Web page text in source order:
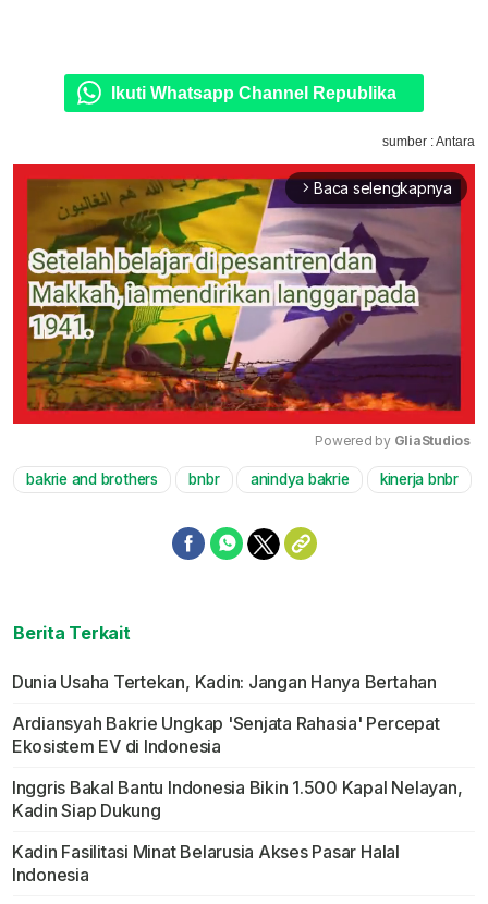
Ikuti Whatsapp Channel Republika
sumber : Antara
arrow_forward_ios Baca selengkapnya
Mute
Powered by GliaStudios
bakrie and brothers bnbr anindya bakrie kinerja bnbr
Berita Terkait
Dunia Usaha Tertekan, Kadin: Jangan Hanya Bertahan
Ardiansyah Bakrie Ungkap 'Senjata Rahasia' Percepat
Ekosistem EV di Indonesia
Inggris Bakal Bantu Indonesia Bikin 1.500 Kapal Nelayan,
Kadin Siap Dukung
Kadin Fasilitasi Minat Belarusia Akses Pasar Halal
Indonesia